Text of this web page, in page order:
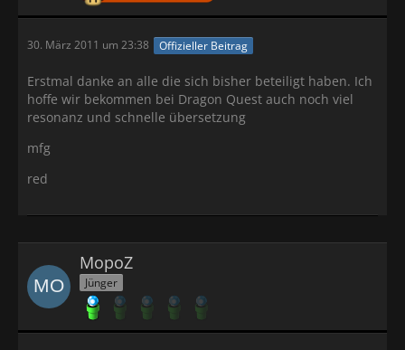
30. März 2011 um 23:38 Offizieller Beitrag
Erstmal danke an alle die sich bisher beteiligt haben. Ich
hoffe wir bekommen bei Dragon Quest auch noch viel
resonanz und schnelle übersetzung
mfg
red
MopoZ
Jünger